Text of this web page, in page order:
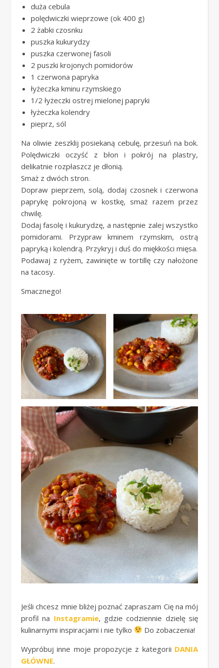
duża cebula
polędwiczki wieprzowe (ok 400 g)
2 żabki czosnku
puszka kukurydzy
puszka czerwonej fasoli
2 puszki krojonych pomidorów
1 czerwona papryka
łyżeczka kminu rzymskiego
1/2 łyżeczki ostrej mielonej papryki
łyżeczka kolendry
pieprz, sól
Na oliwie zeszklij posiekaną cebulę, przesuń na bok.
Polędwiczki oczyść z błon i pokrój na plastry,
delikatnie rozpłaszcz je dłonią.
Smaż z dwóch stron.
Dopraw pieprzem, solą, dodaj czosnek i czerwona
paprykę pokrojoną w kostkę, smaż razem przez
chwilę.
Dodaj fasolę i kukurydzę, a następnie zalej wszystko
pomidorami. Przypraw kminem rzymskim, ostrą
papryką i kolendrą. Przykryj i duś do miękkości mięsa.
Podawaj z ryżem, zawinięte w tortillę czy nałożone
na tacosy.
Smacznego!
Jeśli chcesz mnie bliżej poznać zapraszam Cię na mój
profil na Instagramie, gdzie codziennie dzielę się
kulinarnymi inspiracjami i nie tylko
Do zobaczenia!
Wypróbuj inne moje propozycje z kategorii DANIA
GŁÓWNE.